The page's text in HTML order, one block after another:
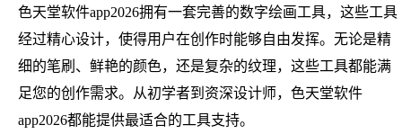
色天堂软件app2026拥有一套完善的数字绘画工具，这些工具
经过精心设计，使得用户在创作时能够自由发挥。无论是精
细的笔刷、鲜艳的颜色，还是复杂的纹理，这些工具都能满
足您的创作需求。从初学者到资深设计师，色天堂软件
app2026都能提供最适合的工具支持。